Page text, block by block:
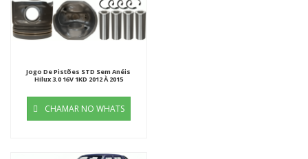
Jogo De Pistões STD Sem Anéis
Hilux 3.0 16V 1KD 2012 À 2015
CHAMAR NO WHATS